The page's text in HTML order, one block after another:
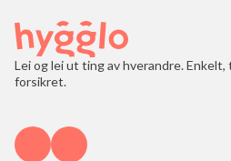
Lei og lei ut ting av hverandre.
forsikret.